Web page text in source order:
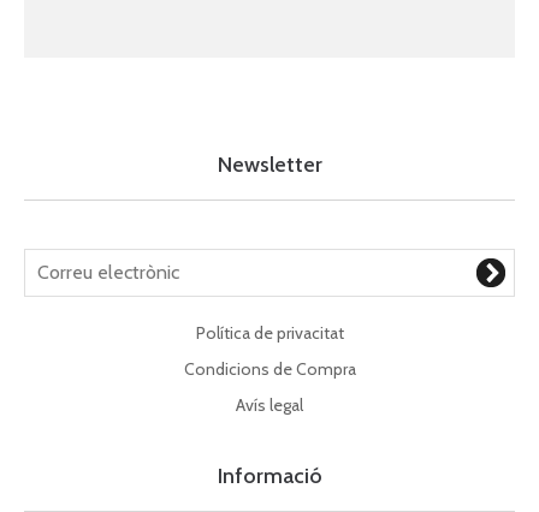
Newsletter
Política de privacitat
Condicions de Compra
Avís legal
Informació